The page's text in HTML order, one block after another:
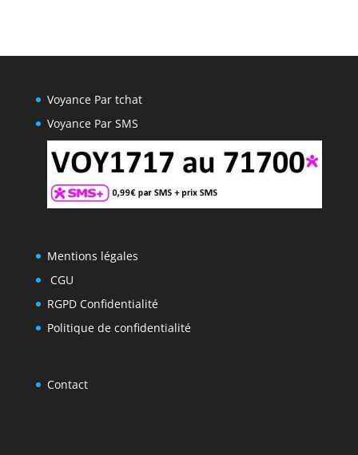
Voyance Par tchat
Voyance Par SMS
Mentions légales
CGU
RGPD Confidentialité
Politique de confidentialité
Contact